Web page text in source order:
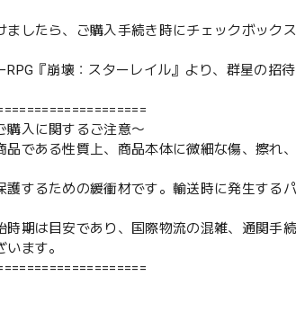
ましたら、ご購入手続き時にチェックボック
RPG『崩壊：スターレイル』より、群星の招
購入に関するご注意〜
品である性質上、商品本体に微細な傷、擦
護するための緩衝材です。輸送時に発生す
時期は目安であり、国際物流の混雑、通関
ます。